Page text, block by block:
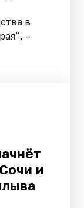
в
–
и